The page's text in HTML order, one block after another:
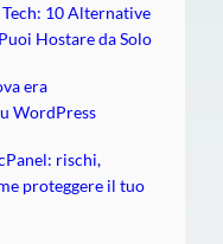
10 Alternative
Hostare da Solo
era
WordPress
rischi,
proteggere il tuo